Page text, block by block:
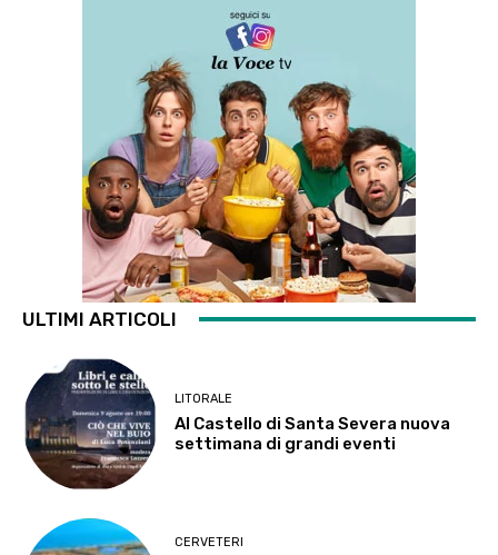
ULTIMI ARTICOLI
LITORALE
Al Castello di Santa Severa nuova
settimana di grandi eventi
CERVETERI